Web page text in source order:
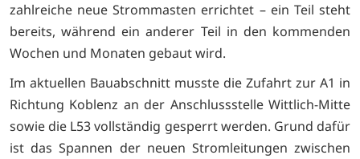
zahlreiche neue Strommasten errichtet – ein Teil steht
bereits, während ein anderer Teil in den kommenden
Wochen und Monaten gebaut wird.
Im aktuellen Bauabschnitt musste die Zufahrt zur A1 in
Richtung Koblenz an der Anschlussstelle Wittlich-Mitte
sowie die L53 vollständig gesperrt werden. Grund dafür
ist das Spannen der neuen Stromleitungen zwischen